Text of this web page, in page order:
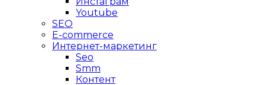
Youtube
SEO
E-сommerce
Интернет-маркетинг
Seo
Smm
Контент